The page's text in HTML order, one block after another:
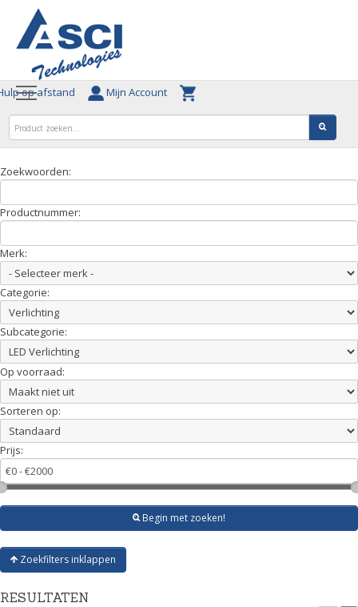
op afstand Mijn Account
Zoekwoorden:
Productnummer:
Merk:
Categorie:
Subcategorie:
Op voorraad:
Sorteren op:
Prijs:
Begin met zoeken!
Zoekfilters inklappen
RESULTATEN